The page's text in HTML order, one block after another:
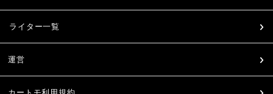
ライター一覧
運営